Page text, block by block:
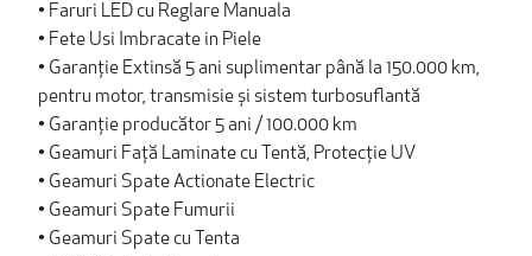
• Faruri LED cu Reglare Manuala
• Fete Usi Imbracate in Piele
• Garanție Extinsă 5 ani suplimentar până la 150.000 km,
pentru motor, transmisie și sistem turbosuflantă
• Garanție producător 5 ani / 100.000 km
• Geamuri Față Laminate cu Tentă, Protecție UV
• Geamuri Spate Actionate Electric
• Geamuri Spate Fumurii
• Geamuri Spate cu Tenta